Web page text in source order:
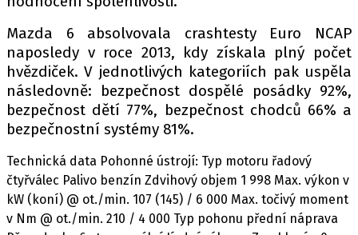
Mazda 6 absolvovala crashtesty Euro NCAP
naposledy v roce 2013, kdy získala plný počet
hvězdiček. V jednotlivých kategoriích pak uspěla
následovně: bezpečnost dospělé posádky 92%,
bezpečnost dětí 77%, bezpečnost chodců 66% a
bezpečnostní systémy 81%.
Technická data Pohonné ústrojí: Typ motoru řadový
čtyřválec Palivo benzín Zdvihový objem 1 998 Max. výkon v
kW (koní) @ ot./min. 107 (145) / 6 000 Max. točivý moment
v Nm @ ot./min. 210 / 4 000 Typ pohonu přední náprava